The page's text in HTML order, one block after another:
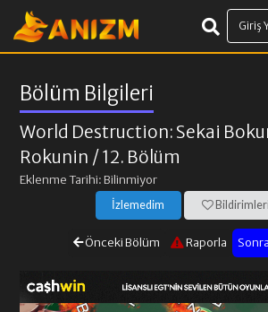
Giriş
Bölüm Bilgileri
World Destruction: Sekai
Rokunin / 12. Bölüm
Eklenme Tarihi: Bilinmiyor
İzlemedim
Önceki Bölüm Raporla